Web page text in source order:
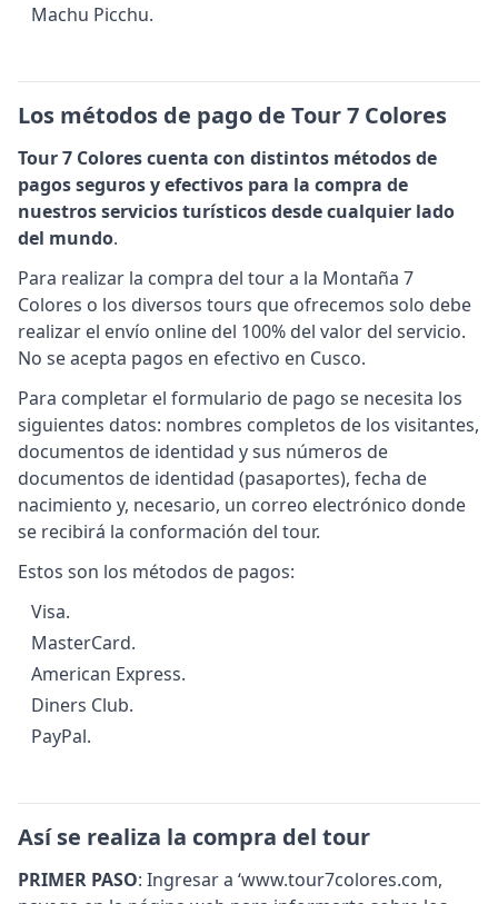
Machu Picchu.
Los métodos de pago de Tour 7 Colores
Tour 7 Colores cuenta con distintos métodos de
pagos seguros y efectivos para la compra de
nuestros servicios turísticos desde cualquier lado
del mundo.
Para realizar la compra del tour a la Montaña 7
Colores o los diversos tours que ofrecemos solo debe
realizar el envío online del 100% del valor del servicio.
No se acepta pagos en efectivo en Cusco.
Para completar el formulario de pago se necesita los
siguientes datos: nombres completos de los visitantes,
documentos de identidad y sus números de
documentos de identidad (pasaportes), fecha de
nacimiento y, necesario, un correo electrónico donde
se recibirá la conformación del tour.
Estos son los métodos de pagos:
Visa.
MasterCard.
American Express.
Diners Club.
PayPal.
Así se realiza la compra del tour
PRIMER PASO: Ingresar a ‘www.tour7colores.com,